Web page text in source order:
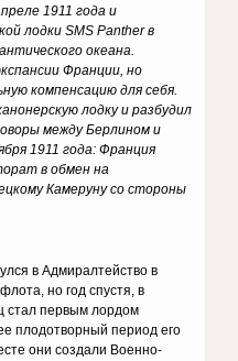
1911 года и
лодки SMS Panther в
океана.
Франции, но
компенсацию для себя.
лодку и разбудил
между Берлином и
1911 года: Франция
в обмен на
Камеруну со стороны
в Адмиралтейство в
но год спустя, в
стал первым лордом
плодотворный период его
они создали Военно-